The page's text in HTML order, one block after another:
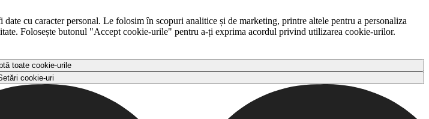
cu caracter personal. Le folosim în scopuri analitice și de marketing, printre altele pentru a personaliza
Folosește butonul "Accept cookie-urile" pentru a-ți exprima acordul privind utilizarea cookie-urilor.
toate cookie-urile
cookie-uri